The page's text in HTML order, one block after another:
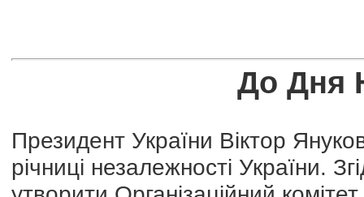
До Дня
Президент України Віктор
річниці незалежності України.